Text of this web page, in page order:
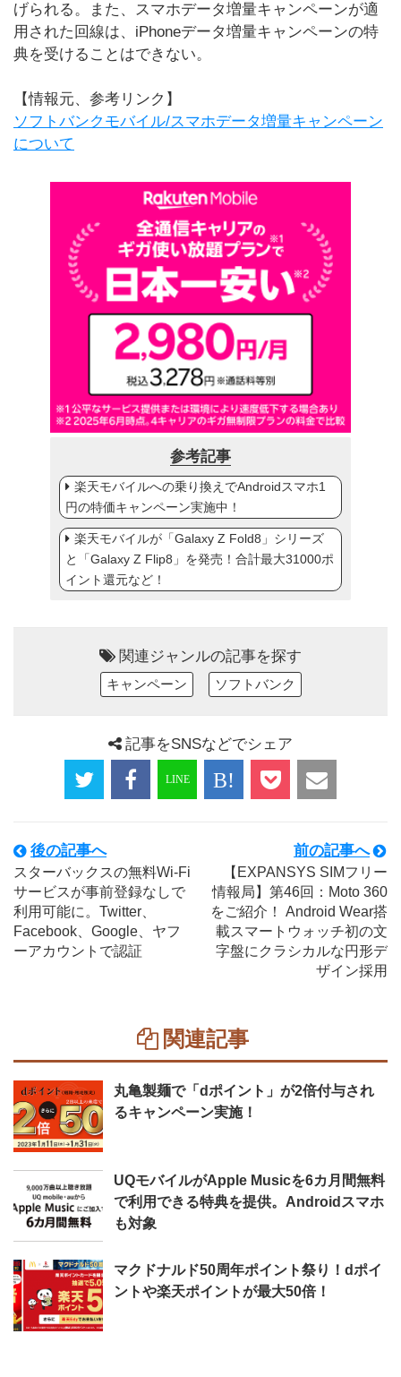
げられる。また、スマホデータ増量キャンペーンが適
用された回線は、iPhoneデータ増量キャンペーンの特
典を受けることはできない。
【情報元、参考リンク】
ソフトバンクモバイル/スマホデータ増量キャンペーン
について
参考記事
楽天モバイルへの乗り換えでAndroidスマホ1
円の特価キャンペーン実施中！
楽天モバイルが「Galaxy Z Fold8」シリーズ
と「Galaxy Z Flip8」を発売！合計最大31000ポ
イント還元など！
関連ジャンルの記事を探す
キャンペーン ソフトバンク
記事をSNSなどでシェア
後の記事へ
スターバックスの無料Wi-Fi
サービスが事前登録なしで
利用可能に。Twitter、
Facebook、Google、ヤフ
ーアカウントで認証
前の記事へ
【EXPANSYS SIMフリー
情報局】第46回：Moto 360
をご紹介！ Android Wear搭
載スマートウォッチ初の文
字盤にクラシカルな円形デ
ザイン採用
関連記事
丸亀製麺で「dポイント」が2倍付与され
るキャンペーン実施！
UQモバイルがApple Musicを6カ月間無料
で利用できる特典を提供。Androidスマホ
も対象
マクドナルド50周年ポイント祭り！dポイ
ントや楽天ポイントが最大50倍！